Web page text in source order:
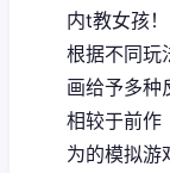
内t教女孩！
根据不同玩
画给予多种
相较于前作
为的模拟游